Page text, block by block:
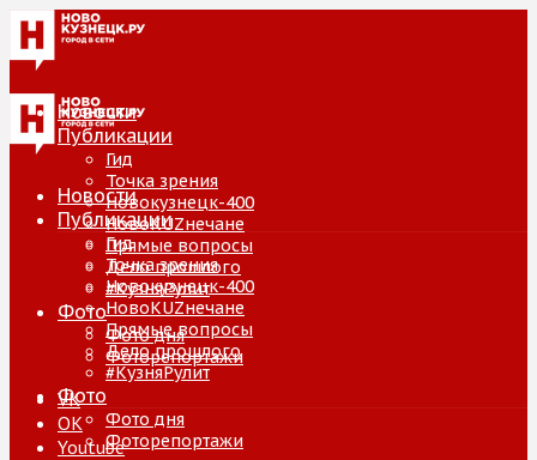
Новости
Публикации
Гид
Точка зрения
Новокузнецк-400
НовоKUZнечане
Прямые вопросы
Дело прошлого
#КузняРулит
Фото
Фото дня
Фоторепортажи
VK
ОК
Youtube
Новости
Публикации
Гид
Точка зрения
Новокузнецк-400
НовоKUZнечане
Прямые вопросы
Дело прошлого
#КузняРулит
Фото
Фото дня
Фоторепортажи